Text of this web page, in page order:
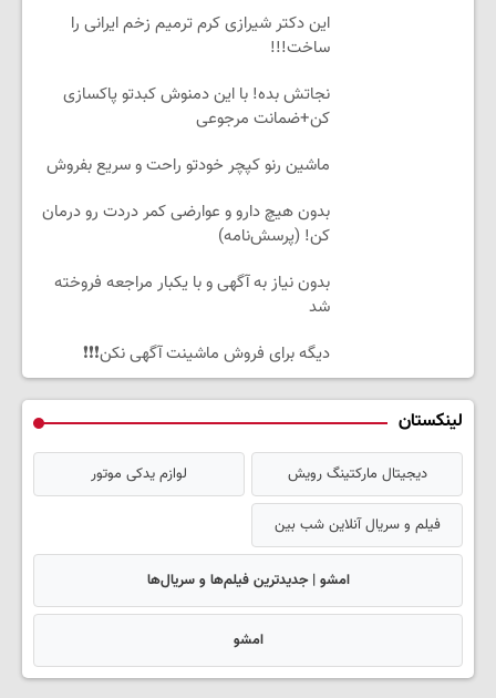
این دکتر شیرازی کرم ترمیم زخم ایرانی را
ساخت!!!
نجاتش بده! با این دمنوش کبدتو پاکسازی
کن+ضمانت مرجوعی
ماشین رنو کپچر خودتو راحت و سریع بفروش
بدون هیچ دارو و عوارضی کمر دردت رو درمان
کن! (پرسش‌نامه)
بدون نیاز به آگهی و با یکبار مراجعه فروخته
شد
دیگه برای فروش ماشینت آگهی نکن❗❗❗
لینکستان
دیجیتال مارکتینگ رویش لوازم یدکی موتور
فیلم و سریال آنلاین شب بین
امشو | جدیدترین فیلم‌ها و سریال‌ها
امشو